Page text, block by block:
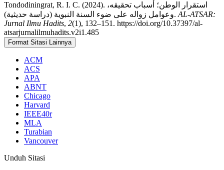
Tondodiningrat, R. I. C. (2024). استقرار الوطن؛ أسباب تحقيقه،
وعوامل زواله على ضوء السنة النبوية (دراسة حديثية). AL-ATSAR:
Jurnal Ilmu Hadits, 2(1), 132–151. https://doi.org/10.37397/al-
atsarjurnalilmuhadits.v2i1.485
Format Sitasi Lainnya
ACM
ACS
APA
ABNT
Chicago
Harvard
IEEE40r
MLA
Turabian
Vancouver
Unduh Sitasi